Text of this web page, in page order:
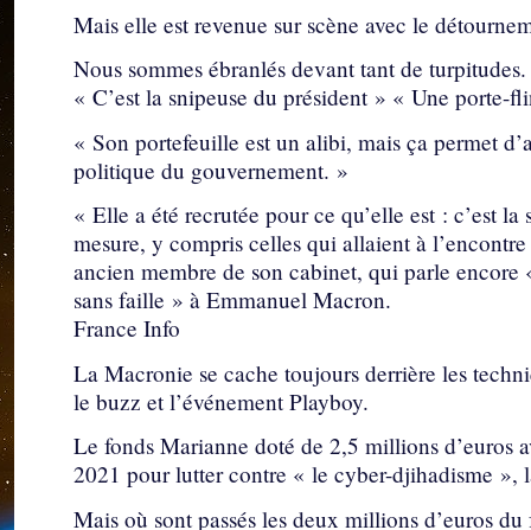
Mais elle est revenue sur scène avec le
Nous sommes ébranlés devant tant de turpitudes.
« C’est la snipeuse du président » « Une
« Son portefeuille est un alibi, mais ça permet
politique du gouvernement. »
« Elle a été recrutée pour ce qu’elle est : c’est
mesure, y compris celles qui allaient à
ancien membre de son cabinet, qui parle
sans faille » à Emmanuel Macron.
France Info
La Macronie se cache toujours derrière les
le buzz et l’événement Playboy.
Le fonds Marianne doté de 2,5 millions d’euros
2021 pour lutter contre « le cyber-djihadisme »,
Mais où sont passés les deux millions d’euros